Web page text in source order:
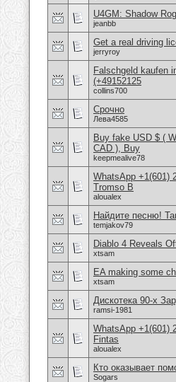
U4GM: Shadow
jeanbb
Get a real driving
jerryroy
Falschgeld kaufen
(+49152125
collins700
Срочно
Лева4585
Buy fake USD $ (
CAD ), Buy
keepmealive78
WhatsApp +1(601)
Tromso B
aloualex
Найдите песню!
temjakov79
Diablo 4 Reveals
xtsam
EA making some
xtsam
Дискотека 90-х
ramsi-1981
WhatsApp +1(601)
Fintas
aloualex
Кто оказывает
Sogars